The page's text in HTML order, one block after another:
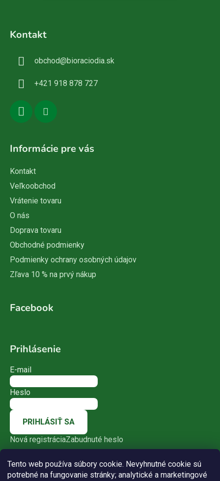
Tento web používa súbory cookie. Nevyhnutné cookie sú
potrebné na fungovanie stránky; analytické a marketingové
Kontakt
obchod@bioraciodia.sk
+421 918 878 727
Informácie pre vás
Kontakt
Veľkoobchod
Vrátenie tovaru
O nás
Doprava tovaru
Obchodné podmienky
Podmienky ochrany osobných údajov
Zľava 10 % na prvý nákup
Facebook
Prihlásenie
E-mail
Heslo
PRIHLÁSIŤ SA
Nová registráciaZabudnuté heslo